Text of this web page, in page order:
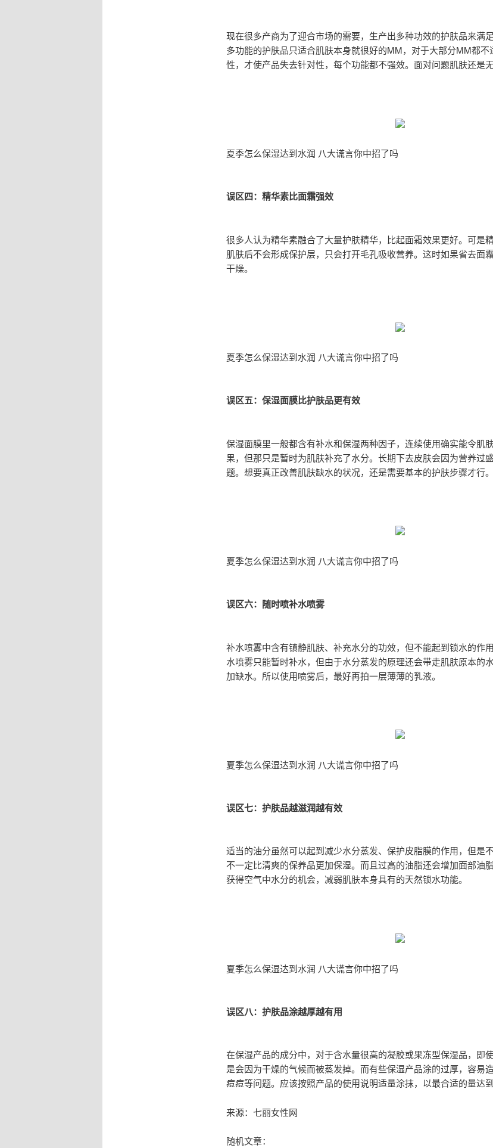
现在很多产商为了迎合市场的需要，生产出多种功效的护肤品来满
多功能的护肤品只适合肌肤本身就很好的MM，对于大部分MM都不
性，才使产品失去针对性，每个功能都不强效。面对问题肌肤还是无
夏季怎么保湿达到水润 八大谎言你中招了吗
误区四：精华素比面霜强效
很多人认为精华素融合了大量护肤精华，比起面霜效果更好。可是
肌肤后不会形成保护层，只会打开毛孔吸收营养。这时如果省去面
干燥。
夏季怎么保湿达到水润 八大谎言你中招了吗
误区五：保湿面膜比护肤品更有效
保湿面膜里一般都含有补水和保湿两种因子，连续使用确实能令肌
果，但那只是暂时为肌肤补充了水分。长期下去皮肤会因为营养过
题。想要真正改善肌肤缺水的状况，还是需要基本的护肤步骤才行。
夏季怎么保湿达到水润 八大谎言你中招了吗
误区六：随时喷补水喷雾
补水喷雾中含有镇静肌肤、补充水分的功效，但不能起到锁水的作
水喷雾只能暂时补水，但由于水分蒸发的原理还会带走肌肤原本的
加缺水。所以使用喷雾后，最好再拍一层薄薄的乳液。
夏季怎么保湿达到水润 八大谎言你中招了吗
误区七：护肤品越滋润越有效
适当的油分虽然可以起到减少水分蒸发、保护皮脂膜的作用，但是
不一定比清爽的保养品更加保湿。而且过高的油脂还会增加面部油
获得空气中水分的机会，减弱肌肤本身具有的天然锁水功能。
夏季怎么保湿达到水润 八大谎言你中招了吗
误区八：护肤品涂越厚越有用
在保湿产品的成分中，对于含水量很高的凝胶或果冻型保湿品，即
是会因为干燥的气候而被蒸发掉。而有些保湿产品涂的过厚，容易
痘痘等问题。应该按照产品的使用说明适量涂抹，以最合适的量达
来源：七丽女性网
随机文章：